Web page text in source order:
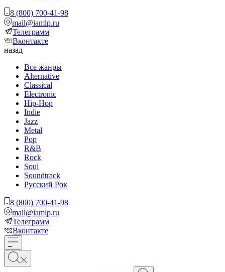
8 (800) 700-41-98
mail@iamlp.ru
Телеграмм
Вконтакте
назад
Все жанры
Alternative
Classical
Electronic
Hip-Hop
Indie
Jazz
Metal
Pop
R&B
Rock
Soul
Soundtrack
Русский Рок
8 (800) 700-41-98
mail@iamlp.ru
Телеграмм
Вконтакте